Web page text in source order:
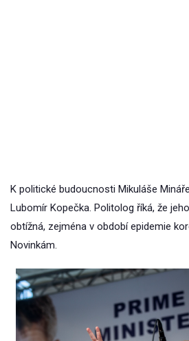
K politické budoucnosti Mikuláše
Lubomír Kopečka. Politolog říká, že
obtížná, zejména v období epidemie
Novinkám.